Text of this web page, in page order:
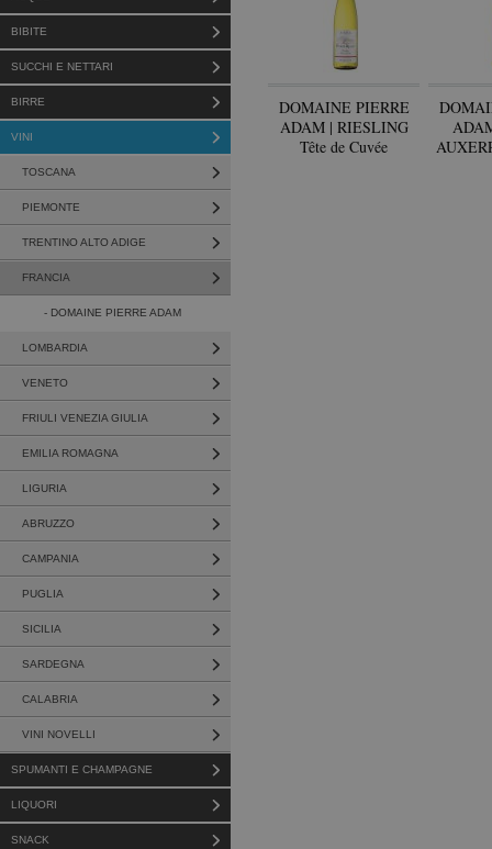
BIBITE
SUCCHI E NETTARI
BIRRE
VINI
TOSCANA
PIEMONTE
TRENTINO ALTO ADIGE
FRANCIA
- DOMAINE PIERRE ADAM
LOMBARDIA
VENETO
FRIULI VENEZIA GIULIA
EMILIA ROMAGNA
LIGURIA
ABRUZZO
CAMPANIA
PUGLIA
SICILIA
SARDEGNA
CALABRIA
VINI NOVELLI
SPUMANTI E CHAMPAGNE
LIQUORI
SNACK
DOMAINE PIERRE
ADAM | RIESLING
Tête de Cuvée